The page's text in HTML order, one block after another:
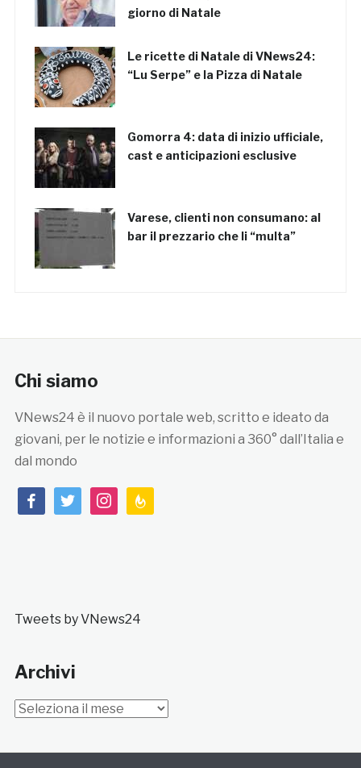
giorno di Natale
Le ricette di Natale di VNews24:
“Lu Serpe” e la Pizza di Natale
Gomorra 4: data di inizio ufficiale,
cast e anticipazioni esclusive
Varese, clienti non consumano: al
bar il prezzario che li “multa”
Chi siamo
VNews24 è il nuovo portale web, scritto e ideato da
giovani, per le notizie e informazioni a 360° dall’Italia e
dal mondo
facebooktwitterinstagramfeedburner
Tweets by VNews24
Archivi
Archivi